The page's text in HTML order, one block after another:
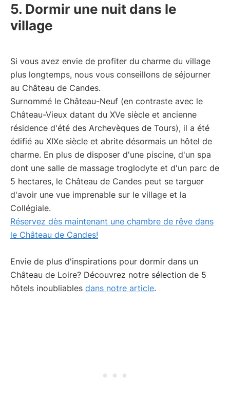
5. Dormir une nuit dans le
village
Si vous avez envie de profiter du charme du village
plus longtemps, nous vous conseillons de séjourner
au Château de Candes.
Surnommé le Château-Neuf (en contraste avec le
Château-Vieux datant du XVe siècle et ancienne
résidence d'été des Archevèques de Tours), il a été
édifié au XIXe siècle et abrite désormais un hôtel de
charme. En plus de disposer d'une piscine, d'un spa
dont une salle de massage troglodyte et d'un parc de
5 hectares, le Château de Candes peut se targuer
d'avoir une vue imprenable sur le village et la
Collégiale.
Réservez dès maintenant une chambre de rêve dans
le Château de Candes!
Envie de plus d'inspirations pour dormir dans un
Château de Loire? Découvrez notre sélection de 5
hôtels inoubliables dans notre article.